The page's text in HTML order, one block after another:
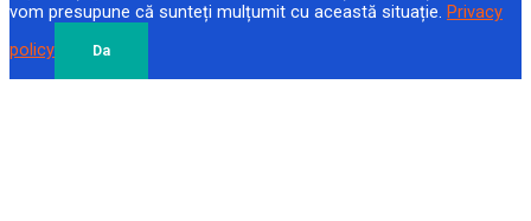
vom presupune că sunteți mulțumit cu această situație. Privacy
policy
Da